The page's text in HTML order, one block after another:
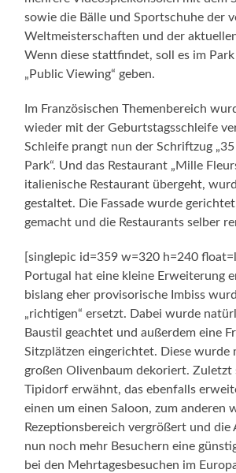
sowie die Bälle und Sportschuhe der
Weltmeisterschaften und der
Wenn diese stattfindet, soll es im
„Public Viewing“ geben.
Im Französischen Themenbereich
wieder mit der Geburtstagsschleife
Schleife prangt nun der Schriftzug
Park“. Und das Restaurant „Mille
italienische Restaurant übergeht,
gestaltet. Die Fassade wurde
gemacht und die Restaurants selber
[singlepic id=359 w=320 h=240
Portugal hat eine kleine Erweiterung
bislang eher provisorische Imbiss
„richtigen“ ersetzt. Dabei wurde
Baustil geachtet und außerdem eine
Sitzplätzen eingerichtet. Diese wurde
großen Olivenbaum dekoriert. Zuletzt
Tipidorf erwähnt, das ebenfalls
einen um einen Saloon, zum anderen
Rezeptionsbereich vergrößert und die
nun noch mehr Besuchern eine
bei den Mehrtagesbesuchen im